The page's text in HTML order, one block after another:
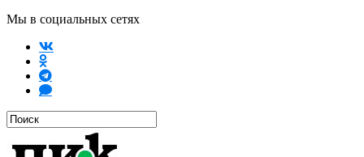
Мы в социальных сетях